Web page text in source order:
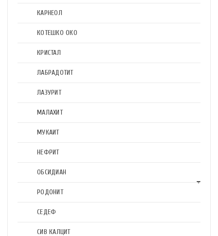
КАРНЕОЛ
КОТЕШКО ОКО
КРИСТАЛ
ЛАБРАДОТИТ
ЛАЗУРИТ
МАЛАХИТ
МУКАИТ
НЕФРИТ
ОБСИДИАН
РОДОНИТ
СЕДЕФ
СИВ КАЛЦИТ